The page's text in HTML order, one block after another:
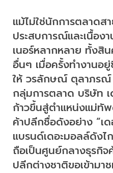
แม้ไม่ใช่นักการตลาดส
ประสบการณ์และเนื้อง
เนอร์หลากหลาย ทั้งสิ
อื่นๆ เมื่อครั้งทำงานอ
ให้ วรลักษณ์ ตุลาภรณ์
กลุ่มการตลาด บริษัท
ก้าวขึ้นสู่ตำแหน่งแม่ทั
ค้าปลีกชื่อดังอย่าง “เ
แบรนด์เดอะมอลล์ดังไ
ถือเป็นศูนย์กลางธุรกิ
ปลีกต่างชาติขอเข้ามา